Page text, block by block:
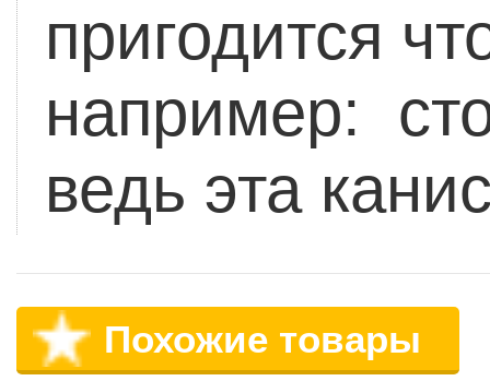
пригодится
например:
ведь эта
Похожие товары